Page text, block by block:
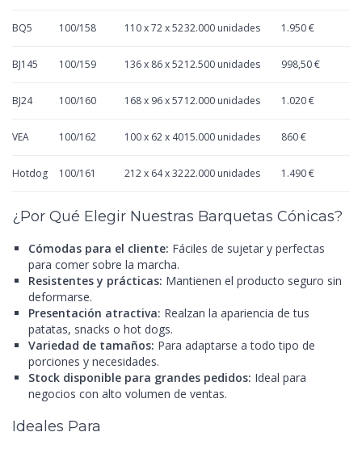
BQ5 100/158 110 x 72 x 5232.000 unidades 1.950 €
BJ145 100/159 136 x 86 x 5212.500 unidades 998,50 €
BJ24 100/160 168 x 96 x 5712.000 unidades 1.020 €
VEA 100/162 100 x 62 x 4015.000 unidades 860 €
Hotdog 100/161 212 x 64 x 3222.000 unidades 1.490 €
¿Por Qué Elegir Nuestras Barquetas Cónicas?
Cómodas para el cliente: Fáciles de sujetar y perfectas
para comer sobre la marcha.
Resistentes y prácticas: Mantienen el producto seguro sin
deformarse.
Presentación atractiva: Realzan la apariencia de tus
patatas, snacks o hot dogs.
Variedad de tamaños: Para adaptarse a todo tipo de
porciones y necesidades.
Stock disponible para grandes pedidos: Ideal para
negocios con alto volumen de ventas.
Ideales Para